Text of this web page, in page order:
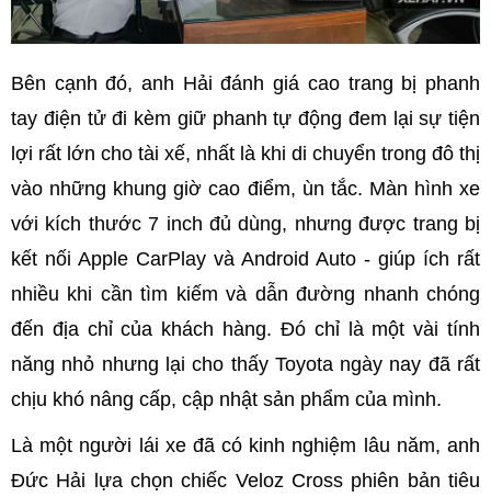
Bên cạnh đó, anh Hải đánh giá cao trang bị phanh
tay điện tử đi kèm giữ phanh tự động đem lại sự tiện
lợi rất lớn cho tài xế, nhất là khi di chuyển trong đô thị
vào những khung giờ cao điểm, ùn tắc. Màn hình xe
với kích thước 7 inch đủ dùng, nhưng được trang bị
kết nối Apple CarPlay và Android Auto - giúp ích rất
nhiều khi cần tìm kiếm và dẫn đường nhanh chóng
đến địa chỉ của khách hàng. Đó chỉ là một vài tính
năng nhỏ nhưng lại cho thấy Toyota ngày nay đã rất
chịu khó nâng cấp, cập nhật sản phẩm của mình.
Là một người lái xe đã có kinh nghiệm lâu năm, anh
Đức Hải lựa chọn chiếc Veloz Cross phiên bản tiêu